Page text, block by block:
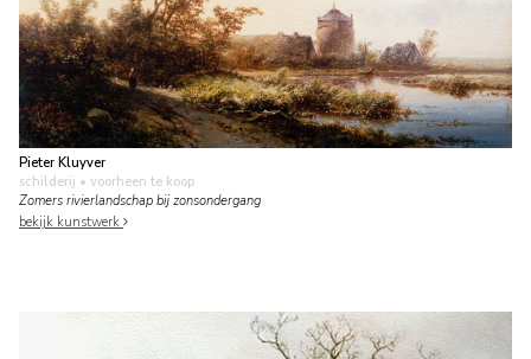
Pieter Kluyver
schilderij • voorheen te koop
Zomers rivierlandschap bij zonsondergang
bekijk kunstwerk